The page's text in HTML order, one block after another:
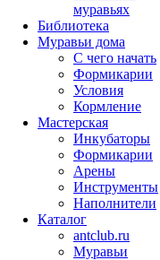
муравьях
Библиотека
Муравьи дома
С чего начать
Формикарии
Условия
Кормление
Мастерская
Инкубаторы
Формикарии
Арены
Инструменты
Наполнители
Каталог
antclub.ru
Муравьи